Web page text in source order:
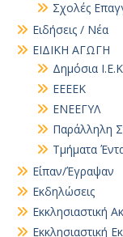
Σχολές
Ειδήσεις / Νέα
ΕΙΔΙΚΗ ΑΓΩΓΗ
Δημόσια
ΕΕΕΕΚ
ΕΝΕΕΓΥΛ
Παράλληλη
Τμήματα
Είπαν/Έγραψαν
Εκδηλώσεις
Εκκλησιαστική
Εκκλησιαστική